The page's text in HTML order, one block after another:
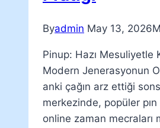
Byadmin May 13, 2026
Pinup: Hazı Mesuliyetle
Modern Jenerasyonun
anki çağın arz ettiği
merkezinde, popüler pın
online zaman mecraları